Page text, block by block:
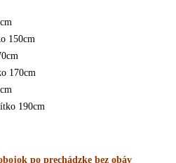
150cm
170cm
190cm
po prechádzke bez obáv